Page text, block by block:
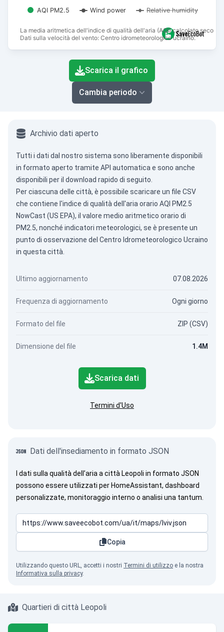
La media aritmetica dell'indice di qualità dell'aria (AQI) calcolato
Dati sulla velocità del vento: Centro idrometeorologico ucraino.
AQI PM2.5 Wind power Relative humidity
End of interactive chart.
Scarica il grafico
Cambia periodo
Archivio dati aperto
Tutti i dati dal nostro sistema sono liberamente disponibili
in formato aperto tramite API automatica e sono anche
disponibili per il download rapido di seguito.
Per ciascuna delle città, è possibile scaricare un file CSV
che contiene l'indice di qualità dell'aria orario AQI PM2.5
NowCast (US EPA), il valore medio aritmetico orario di
PM2.5, nonché indicatori meteorologici, se è presente un
punto di osservazione del Centro Idrometeorologico Ucraino
in questa città.
Ultimo aggiornamento 07.08.2026
Frequenza di aggiornamento Ogni giorno
Formato del file ZIP (CSV)
Dimensione del file 1.4M
Scarica dati
Termini d'Uso
Dati dell'insediamento in formato JSON
I dati sulla qualità dell’aria a città Leopoli in formato JSON
possono essere utilizzati per HomeAssistant, dashboard
personalizzate, monitoraggio interno o analisi una tantum.
Copia
Utilizzando questo URL, accetti i nostri Termini di utilizzo e la nostra
Informativa sulla privacy.
Quartieri di città Leopoli